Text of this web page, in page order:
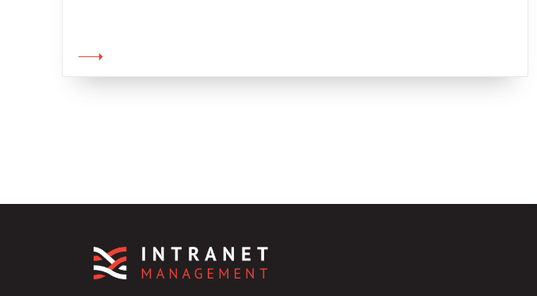
cara Jane McConnell […]